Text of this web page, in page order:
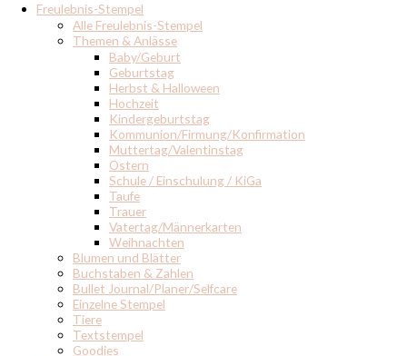
Freulebnis-Stempel
Alle Freulebnis-Stempel
Themen & Anlässe
Baby/Geburt
Geburtstag
Herbst & Halloween
Hochzeit
Kindergeburtstag
Kommunion/Firmung/Konfirmation
Muttertag/Valentinstag
Ostern
Schule / Einschulung / KiGa
Taufe
Trauer
Vatertag/Männerkarten
Weihnachten
Blumen und Blätter
Buchstaben & Zahlen
Bullet Journal/Planer/Selfcare
Einzelne Stempel
Tiere
Textstempel
Goodies